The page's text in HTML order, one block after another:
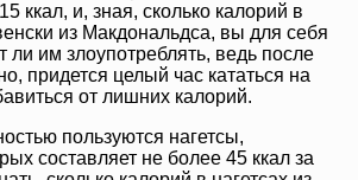
ккал, и, зная, сколько калорий в
из Макдональдса, вы для себя
ли им злоупотреблять, ведь после
придется целый час кататься на
от лишних калорий.
пользуются нагетсы,
составляет не более 45 ккал за